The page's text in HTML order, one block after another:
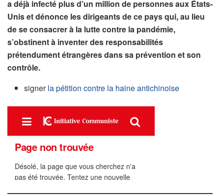
a déjà infecté plus d’un million de personnes aux États-
Unis et dénonce les dirigeants de ce pays qui, au lieu
de se consacrer à la lutte contre la pandémie,
s’obstinent à inventer des responsabilités
prétendument étrangères dans sa prévention et son
contrôle.
signerla pétition contre la haine antichinoise